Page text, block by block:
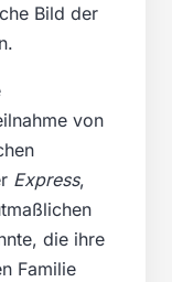
Bild der
von
Express,
die ihre
Familie